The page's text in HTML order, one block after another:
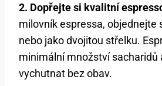
2. Dopřejte si kvalitní
milovník espressa, objednejte
nebo jako dvojitou střelku.
minimální množství sacharidů
vychutnat bez obav.